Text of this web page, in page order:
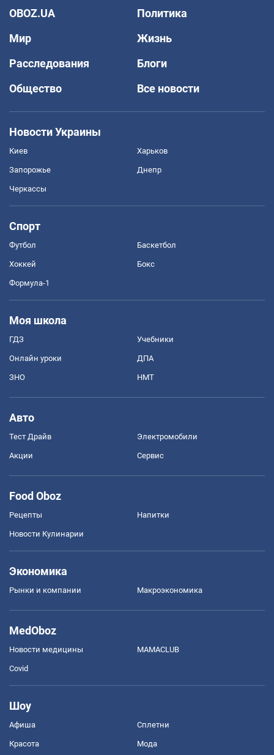
OBOZ.UA
Политика
Мир
Жизнь
Расследования
Блоги
Общество
Все новости
Новости Украины
Киев Харьков
Запорожье Днепр
Черкассы
Спорт
Футбол Баскетбол
Хоккей Бокс
Формула-1
Моя школа
ГДЗ Учебники
Онлайн уроки ДПА
ЗНО НМТ
Авто
Тест Драйв Электромобили
Акции Сервис
Food Oboz
Рецепты Напитки
Новости Кулинарии
Экономика
Рынки и компании Mакроэкономика
MedOboz
Новости медицины MAMACLUB
Covid
Шоу
Афиша Сплетни
Красота Мода